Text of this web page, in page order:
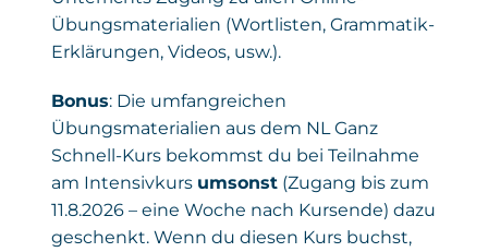
Übungsmaterialien (Wortlisten, Grammatik-
Erklärungen, Videos, usw.).
Bonus: Die umfangreichen
Übungsmaterialien aus dem NL Ganz
Schnell-Kurs bekommst du bei Teilnahme
am Intensivkurs umsonst(Zugang bis zum
11.8.2026 – eine Woche nach Kursende) dazu
geschenkt. Wenn du diesen Kurs buchst,